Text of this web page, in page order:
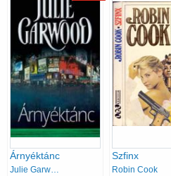
Árnyéktánc Szfinx
Robin Cook